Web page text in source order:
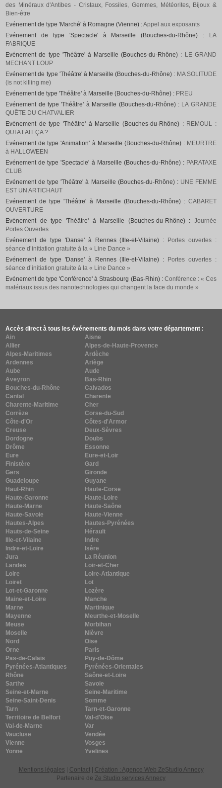
des Minéraux d'Antibes - Cristaux, Fossiles, Gemmes, Météorites, Bijoux &
Bien-être
Evénement de type 'Marché' à Romagne (Vienne) :Appel aux exposants
Evénement de type 'Spectacle' à Marseille (Bouches-du-Rhône) :
LA
FABRIQUE
Evénement de type 'Théâtre' à Marseille (Bouches-du-Rhône) : LE GRAND
MECHANT LOUP
Evénement de type 'Théâtre' à Marseille (Bouches-du-Rhône) : MA SOLITUDE
(is not killing me)
Evénement de type 'Théâtre' à Marseille (Bouches-du-Rhône) : PREU
Evénement de type 'Théâtre' à Marseille (Bouches-du-Rhône) : LA GRANDE
QUÊTE DU CHATVALIER
Evénement de type 'Théâtre' à Marseille (Bouches-du-Rhône) : REMOUL :
QUI A FAIT ÇA ?
Evénement de type 'Animation' à Marseille (Bouches-du-Rhône) : MEURTRE
à HALLOWEEN
Evénement de type 'Spectacle' à Marseille (Bouches-du-Rhône) : PARATAXE
CLUB
Evénement de type 'Théâtre' à Marseille (Bouches-du-Rhône) : UNE FEMME
EST UN ARTICHAUT
Evénement de type 'Théâtre' à Marseille (Bouches-du-Rhône) : CABARET
OUVERTURE
Evénement de type 'Théâtre' à Marseille (Bouches-du-Rhône) : Journée
Portes Ouvertes
Evénement de type 'Danse' à Rennes (Ille-et-Vilaine) :
Portes ouvertes :
séance d’initiation gratuite à la « Line Dance »
Evénement de type 'Danse' à Rennes (Ille-et-Vilaine) :
Portes ouvertes :
séance d’initiation gratuite à la « Line Dance »
Evénement de type 'Conférence' à Strasbourg (Bas-Rhin) : Conférence : « Ces
matériaux issus des nanotechnologies qui changent la face du monde »
Accès direct à tous les événements du mois dans votre département :
Ain
Aisne
Allier
Alpes-de-Haute-Provence
Alpes-Maritimes
Ardèche
Ardennes
Ariège
Aube
Aude
Aveyron
Bas-Rhin
Bouches-du-Rhône
Calvados
Cantal
Charente
Charente-Maritime
Cher
Corrèze
Corse-du-Sud
Côte-d'Or
Côtes-d'Armor
Creuse
Deux-Sèvres
Dordogne
Doubs
Drôme
Essonne
Eure
Eure-et-Loir
Finistère
Gard
Gers
Gironde
Guadeloupe
Guyane
Haut-Rhin
Haute-Corse
Haute-Garonne
Haute-Loire
Haute-Marne
Haute-Saône
Haute-Savoie
Haute-Vienne
Hautes-Alpes
Hautes-Pyrénées
Hauts-de-Seine
Hérault
Ille-et-Vilaine
Indre
Indre-et-Loire
Isère
Jura
La Réunion
Landes
Loir-et-Cher
Loire
Loire-Atlantique
Loiret
Lot
Lot-et-Garonne
Lozère
Maine-et-Loire
Manche
Marne
Martinique
Mayenne
Meurthe-et-Moselle
Meuse
Morbihan
Moselle
Nièvre
Nord
Oise
Orne
Paris
Pas-de-Calais
Puy-de-Dôme
Pyrénées-Atlantiques
Pyrénées-Orientales
Rhône
Saône-et-Loire
Sarthe
Savoie
Seine-et-Marne
Seine-Maritime
Seine-Saint-Denis
Somme
Tarn
Tarn-et-Garonne
Territoire de Belfort
Val-d'Oise
Val-de-Marne
Var
Vaucluse
Vendée
Vienne
Vosges
Yonne
Yvelines
Mentions légales Contact|
Création : Agence Web ZeStudio Annecy
Partenaire de Ze Studio services Annecy